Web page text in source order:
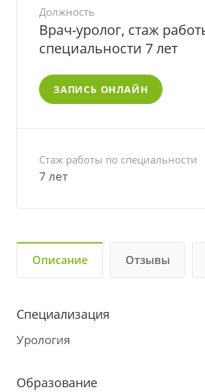
Должность
Врач-уролог, стаж
специальности 7 лет
ЗАПИСЬ ОНЛАЙН
Стаж работы по специальности
7 лет
Описание Отзывы
Специализация
Урология
Образование